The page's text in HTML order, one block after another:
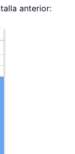
anterior: